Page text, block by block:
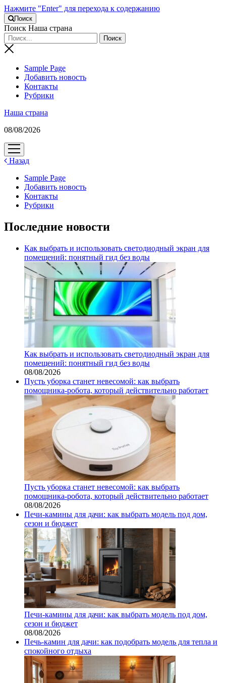
Нажмите "Enter" для перехода к содержанию
Поиск
Поиск Наша страна
Sample Page
Добавить новость
Контакты
Рубрики
Наша страна
08/08/2026
открыть
меню
Назад
Sample Page
Добавить новость
Контакты
Рубрики
Последние новости
Как выбрать и использовать светодиодный экран для
помещений: понятный гид без воды
Как выбрать и использовать светодиодный экран для
помещений: понятный гид без воды
08/08/2026
Пусть уборка станет невесомой: как выбрать
помощника‑робота, который действительно работает
Пусть уборка станет невесомой: как выбрать
помощника‑робота, который действительно работает
08/08/2026
Печи-камины для дачи: как выбрать модель под дом,
сезон и бюджет
Печи-камины для дачи: как выбрать модель под дом,
сезон и бюджет
08/08/2026
Печь-камин для дачи: как подобрать модель для тепла и
спокойного отдыха